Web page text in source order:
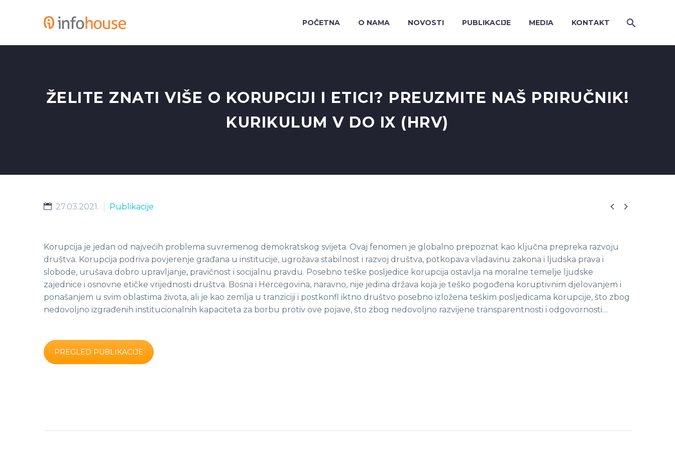
POČETNA O NAMA NOVOSTI PUBLIKACIJE MEDIA KONTAKT
ŽELITE ZNATI VIŠE O KORUPCIJI I ETICI? PREUZMITE NAŠ PRIRUČNIK!
KURIKULUM V DO IX (HRV)
 
27.03.2021. Publikacije
Korupcija je jedan od najvećih problema suvremenog demokratskog svijeta. Ovaj fenomen je globalno prepoznat kao ključna prepreka razvoju
društva. Korupcija podriva povjerenje građana u institucije, ugrožava stabilnost i razvoj društva, potkopava vladavinu zakona i ljudska prava i
slobode, urušava dobro upravljanje, pravičnost i socijalnu pravdu. Posebno teške posljedice korupcija ostavlja na moralne temelje ljudske
zajednice i osnovne etičke vrijednosti društva. Bosna i Hercegovina, naravno, nije jedina država koja je teško pogođena koruptivnim djelovanjem i
ponašanjem u svim oblastima života, ali je kao zemlja u tranziciji i postkonfl iktno društvo posebno izložena teškim posljedicama korupcije, što zbog
nedovoljno izgrađenih institucionalnih kapaciteta za borbu protiv ove pojave, što zbog nedovoljno razvijene transparentnosti i odgovornosti…
PREGLED PUBLIKACIJE